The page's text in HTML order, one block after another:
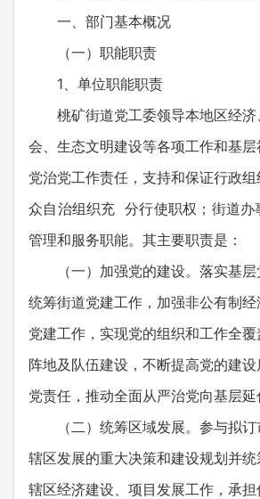
一、部门基本概况
（一）职能职责
1、单位职能职责
桃矿街道党工委领导本地区经济
会、生态文明建设等各项工作和基
党治党工作责任，支持和保证行政
众自治组织充 分行使职权；街道办
管理和服务职能。其主要职责是：
（一）加强党的建设。落实基层
统筹街道党建工作，加强非公有制
党建工作，实现党的组织和工作全
阵地及队伍建设，不断提高党的建
党责任，推动全面从严治党向基层延
（二）统筹区域发展。参与拟订
辖区发展的重大决策和建设规划并
辖区经济建设、项目发展工作，承